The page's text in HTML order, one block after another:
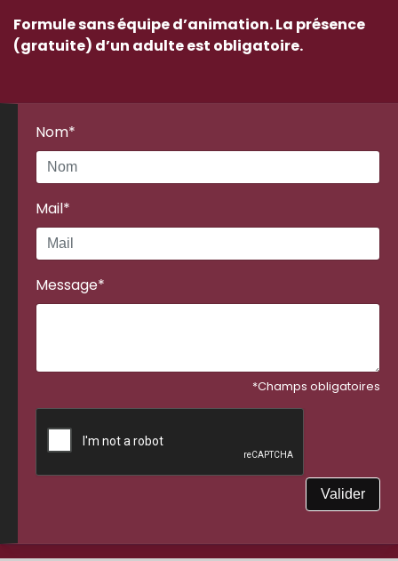
Formule sans équipe d’animation. La présence
(gratuite) d’un adulte est obligatoire.
Nom*
Mail*
Message*
*Champs obligatoires
Valider